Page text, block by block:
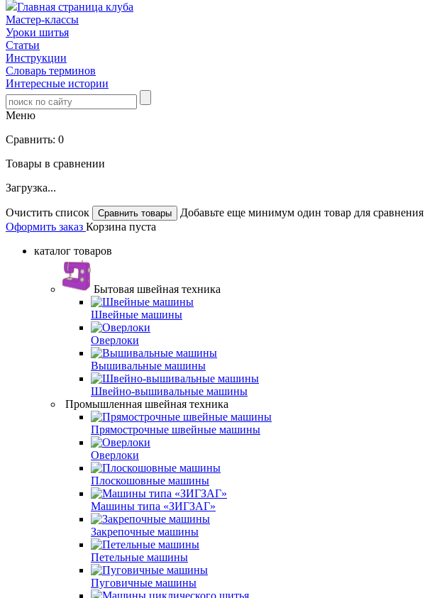
Главная страница клуба
Мастер-классы
Уроки шитья
Статьи
Инструкции
Словарь терминов
Интересные истории
Меню
Сравнить: 0
Товары в сравнении
Загрузка...
Очистить список
Добавьте еще минимум один товар для сравнения
Оформить заказ Корзина пуста
каталог товаров
Бытовая швейная техника
Швейные машины
Оверлоки
Вышивальные машины
Швейно-вышивальные машины
Промышленная швейная техника
Прямострочные швейные машины
Оверлоки
Плоскошовные машины
Машины типа «ЗИГЗАГ»
Закрепочные машины
Петельные машины
Пуговичные машины